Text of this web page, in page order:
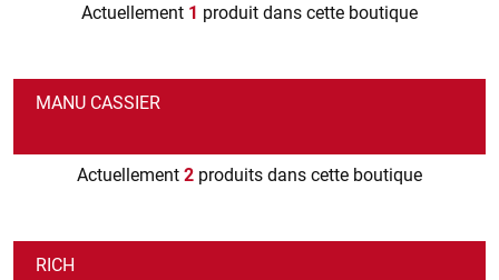
Actuellement 1 produit dans cette boutique
MANU CASSIER
Actuellement 2 produits dans cette boutique
RICH